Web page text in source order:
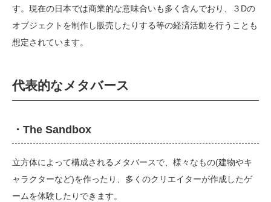
す。現在の日本では商業的な意味合いも多く含んでおり、３Dの
オブジェクトを制作し販売したりする等の経済活動を行うことも
想定されています。
代表的なメタバース
・The Sandbox
立方体によって構成されるメタバースで、様々なもの(建物やキ
ャラクターなど)を作ったり、多くのクリエイターが作成したゲ
ームを体験したりできます。